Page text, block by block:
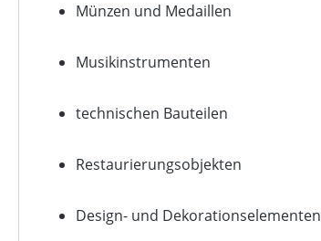
Münzen und Medaillen
Musikinstrumenten
technischen Bauteilen
Restaurierungsobjekten
Design- und Dekorationselementen